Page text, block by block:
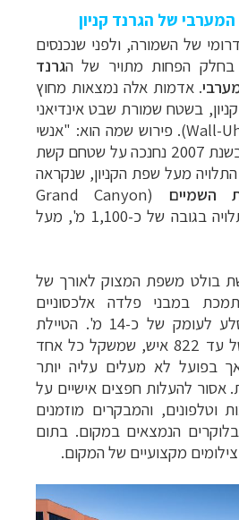
של הגרנד קניון
של השמורה, ולפני שנכנסים
הפחות מתויר של הגרנד
. אדמות אלה נמצאות מחוץ
בשטח שמורת שבט אינדיאני
Wall-). פירוש שמה הוא: "אנשי
עצי האורן הגבוהים". בשנת 2007 נחנכה על שטחם קשת
מעל שפת הקניון, שנקראה
השמיים
(Grand Canyon
. הטיילת תלויה בגובה של כ-1,100 מ', מעל
בולט משפת המצוק לאורך של
במבני פלדה אלכסוניים
שהוחדרו אל תוך הסלע לעומק של כ-14 מ'. הטיילת
תוכננה לשאת קהל של עד 822 איש, שמשקל כל אחד
ק"ג, אך בפועל לא מעלים עליה יותר
אסור להעלות חפצים אישיים על
וטלפונים, והמבקרים מוזמנים
הנמצאים במקום. בתום
מקצועיים של המקום.
לצפון אמריקהלחצו לרשימת היעדים »
לדרום ומרכז אמריקהלחצו לרשימת